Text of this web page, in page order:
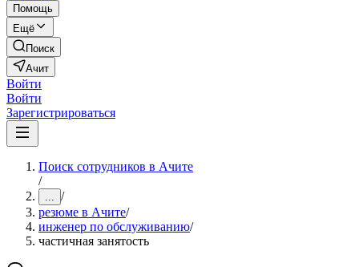
Помощь
Ещё
Поиск
Ачит
Войти
Войти
Зарегистрироваться
Поиск сотрудников в Ачите
/
... /
резюме в Ачите/
инженер по обслуживанию/
частичная занятость